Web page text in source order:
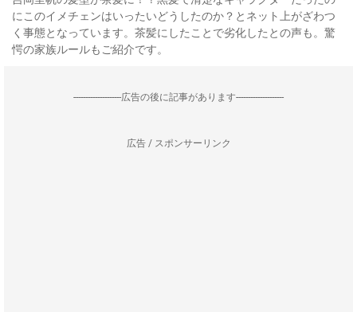
にこのイメチェンはいったいどうしたのか？とネット上がざわつ
く事態となっています。茶髪にしたことで劣化したとの声も。驚
愕の家族ルールもご紹介です。
--------------------広告の後に記事があります--------------------
広告 / スポンサーリンク